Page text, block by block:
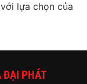
lựa chọn của
ĐẠI PHÁT